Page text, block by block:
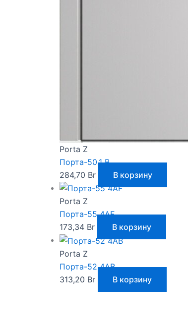
Porta Z
Порта-50.1 B
284,70 Br В корзину
Porta Z
Порта-55 4AF
173,34 Br В корзину
Porta Z
Порта-52 4AB
313,20 Br В корзину